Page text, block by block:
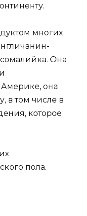
многих
Она
она
в том числе в
которое
пола.